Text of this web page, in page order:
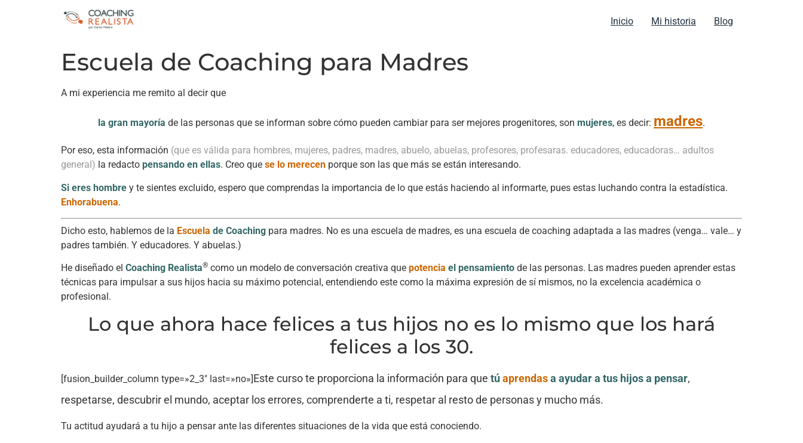
Inicio Mi historia Blog
Escuela de Coaching para Madres
A mi experiencia me remito al decir que
la gran mayoría de las personas que se informan sobre cómo pueden cambiar para ser mejores progenitores, son mujeres, es decir: madres.
Por eso, esta información (que es válida para hombres, mujeres, padres, madres, abuelo, abuelas, profesores, profesaras. educadores, educadoras… adultos
general) la redacto pensando en ellas. Creo que se lo merecen porque son las que más se están interesando.
Si eres hombre y te sientes excluido, espero que comprendas la importancia de lo que estás haciendo al informarte, pues estas luchando contra la estadística.
Enhorabuena.
Dicho esto, hablemos de la Escuela de Coaching para madres. No es una escuela de madres, es una escuela de coaching adaptada a las madres (venga… vale… y
padres también. Y educadores. Y abuelas.)
He diseñado el Coaching Realista® como un modelo de conversación creativa que potencia el pensamiento de las personas. Las madres pueden aprender estas
técnicas para impulsar a sus hijos hacia su máximo potencial, entendiendo este como la máxima expresión de sí mismos, no la excelencia académica o
profesional.
Lo que ahora hace felices a tus hijos no es lo mismo que los hará
felices a los 30.
[fusion_builder_column type=»2_3″ last=»no»]Este curso te proporciona la información para que túaprendasa ayudar a tus hijos a pensar,
respetarse, descubrir el mundo, aceptar los errores, comprenderte a ti, respetar al resto de personas y mucho más.
Tu actitud ayudará a tu hijo a pensar ante las diferentes situaciones de la vida que está conociendo.